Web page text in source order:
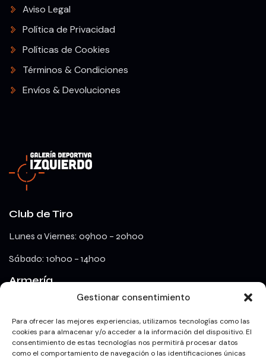
Gestionar consentimiento
Para ofrecer las mejores experiencias, utilizamos tecnologías como las
cookies para almacenar y/o acceder a la información del dispositivo. El
consentimiento de estas tecnologías nos permitirá procesar datos
como el comportamiento de navegación o las identificaciones únicas
Club de Tiro
Lunes a Viernes: 09h00 – 20h00
Sábado: 10h00 – 14h00
Armería
lunes a viernes: 09h00 – 18h00
Redes Sociales
Aviso Legal
Política de Privacidad
Políticas de Cookies
Términos & Condiciones
Envíos & Devoluciones